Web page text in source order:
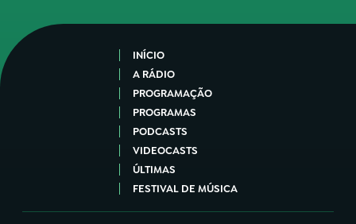
INÍCIO
A RÁDIO
PROGRAMAÇÃO
PROGRAMAS
PODCASTS
VIDEOCASTS
ÚLTIMAS
FESTIVAL DE MÚSICA